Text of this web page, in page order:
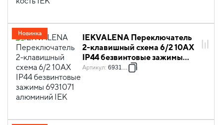
IEKVALENA Переключатель
2-клавишный схема 6/2 10АХ
IP44 безвинтовые зажимы
6931071 алюминий IEK
Артикул: 6931071
Новинка